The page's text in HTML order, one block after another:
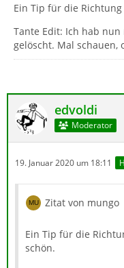
Ein Tip für die
Tante Edit: Ich hab
gelöscht. Mal schauen,
edvoldi
Moderator
19. Januar 2020 um 18:11
Zitat von mungo
Ein Tip für die
schön.